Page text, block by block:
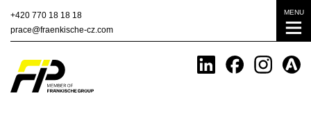
+420 770 18 18 18
prace@fraenkische-cz.com
MENU